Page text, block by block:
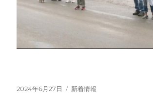
投
2024年6月27日
カ
新着情報